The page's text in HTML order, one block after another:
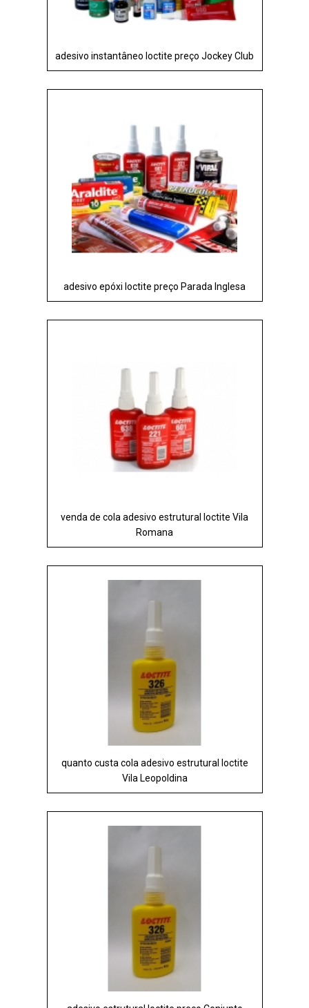
adesivo instantâneo loctite preço Jockey Club
adesivo epóxi loctite preço Parada Inglesa
venda de cola adesivo estrutural loctite Vila
Romana
quanto custa cola adesivo estrutural loctite
Vila Leopoldina